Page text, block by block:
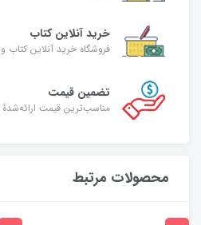
خرید آنلاین کتاب
فروشگاه خرید آنلاین کتاب
تضمین قیمت
مناسب‌ترین قیمت
محصولات مرتبط